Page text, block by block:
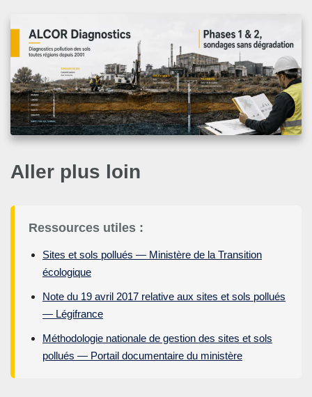
Aller plus loin
Ressources utiles :
Sites et sols pollués — Ministère de la Transition
écologique
Note du 19 avril 2017 relative aux sites et sols pollués
— Légifrance
Méthodologie nationale de gestion des sites et sols
pollués — Portail documentaire du ministère